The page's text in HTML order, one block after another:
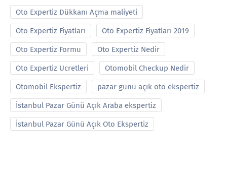
Oto Expertiz Dükkanı Açma maliyeti
Oto Expertiz Fiyatları Oto Expertiz Fiyatları 2019
Oto Expertiz Formu Oto Expertiz Nedir
Oto Expertiz Ucretleri Otomobil Checkup Nedir
Otomobil Ekspertiz pazar günü açık oto ekspertiz
İstanbul Pazar Günü Açık Araba ekspertiz
İstanbul Pazar Günü Açık Oto Ekspertiz